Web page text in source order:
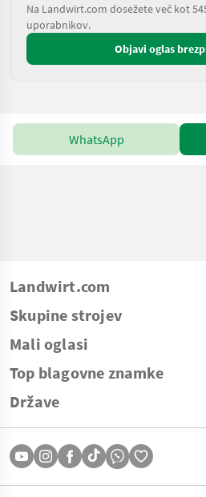
Na Landwirt.com dosežete več kot
uporabnikov.
Objavi oglas
WhatsApp
Landwirt.com
Skupine strojev
Mali oglasi
Top blagovne znamke
Države